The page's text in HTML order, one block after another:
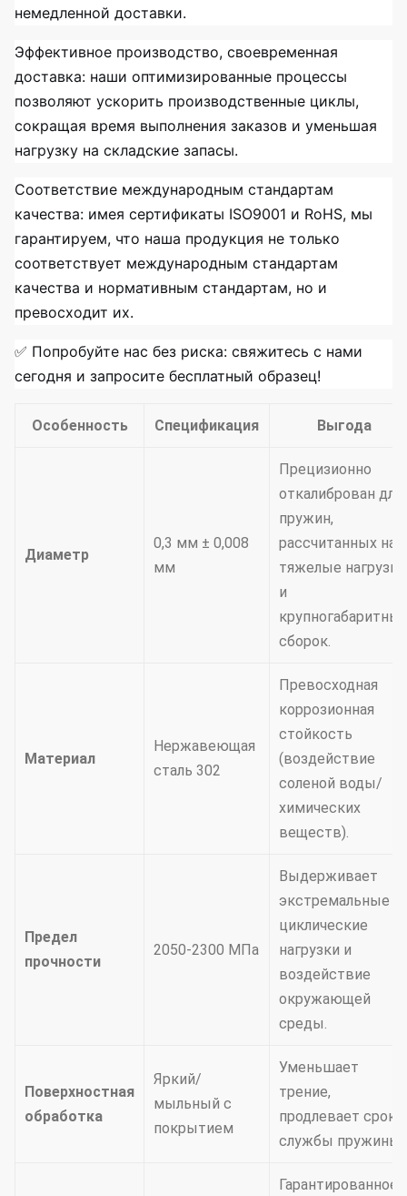
немедленной доставки.
Эффективное производство, своевременная
доставка: наши оптимизированные процессы
позволяют ускорить производственные циклы,
сокращая время выполнения заказов и уменьшая
нагрузку на складские запасы.
Соответствие международным стандартам
качества: имея сертификаты ISO9001 и RoHS, мы
гарантируем, что наша продукция не только
соответствует международным стандартам
качества и нормативным стандартам, но и
превосходит их.
✅ Попробуйте нас без риска: свяжитесь с нами
сегодня и запросите бесплатный образец!
Особенность Спецификация Выгода
Диаметр
0,3 мм ± 0,008
мм
Прецизионно
откалиброван для
пружин,
рассчитанных на
тяжелые
и
крупногабаритных
сборок.
Материал
Нержавеющая
сталь 302
Превосходная
коррозионная
стойкость
(воздействие
соленой воды/
химических
веществ).
Предел
прочности
2050-2300 МПа
Выдерживает
экстремальные
циклические
нагрузки и
воздействие
окружающей
среды.
Поверхностная
обработка
Яркий/
мыльный с
покрытием
Уменьшает
трение,
продлевает срок
службы пружины.
Гарантированное